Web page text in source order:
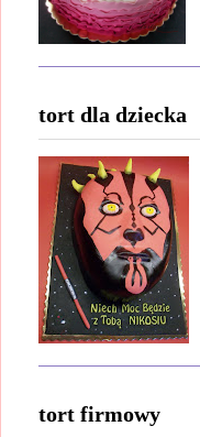
tort dla dziecka
tort firmowy